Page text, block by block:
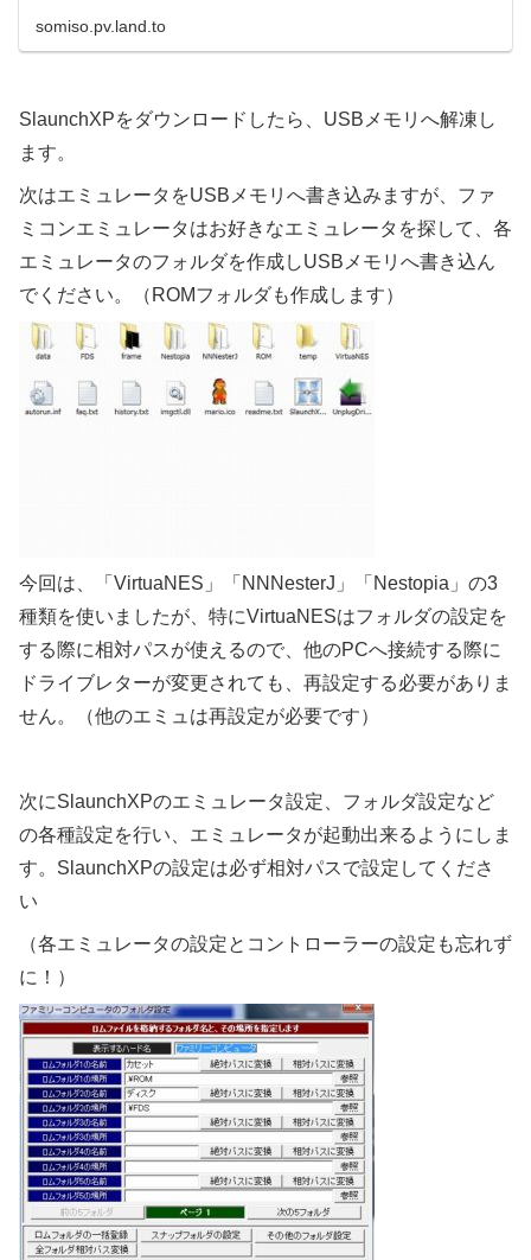
somiso.pv.land.to
SlaunchXPをダウンロードしたら、USBメモリへ解凍し
ます。
次はエミュレータをUSBメモリへ書き込みますが、ファ
ミコンエミュレータはお好きなエミュレータを探して、各
エミュレータのフォルダを作成しUSBメモリへ書き込ん
でください。（ROMフォルダも作成します）
今回は、「VirtuaNES」「NNNesterJ」「Nestopia」の3
種類を使いましたが、特にVirtuaNESはフォルダの設定を
する際に相対パスが使えるので、他のPCへ接続する際に
ドライブレターが変更されても、再設定する必要がありま
せん。（他のエミュは再設定が必要です）
次にSlaunchXPのエミュレータ設定、フォルダ設定など
の各種設定を行い、エミュレータが起動出来るようにしま
す。SlaunchXPの設定は必ず相対パスで設定してくださ
い
（各エミュレータの設定とコントローラーの設定も忘れず
に！）